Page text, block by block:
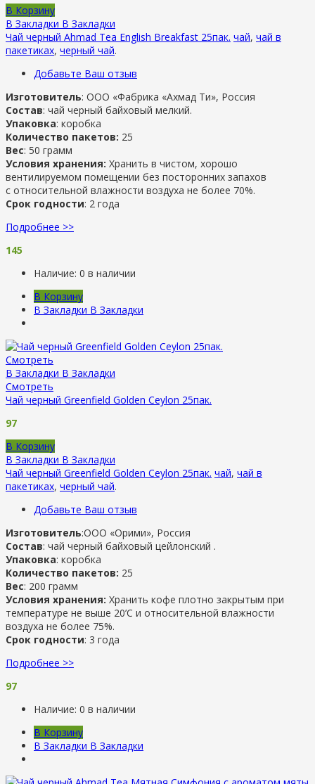
В Корзину
В Закладки В Закладки
Чай черный Ahmad Tea English Breakfast 25пак. чай, чай в
пакетиках, черный чай.
Добавьте Ваш отзыв
Изготовитель: ООО «Фабрика «Ахмад Ти», Россия
Состав: чай черный байховый мелкий.
Упаковка: коробка
Количество пакетов: 25
Вес: 50 грамм
Условия хранения: Хранить в чистом, хорошо
вентилируемом помещении без посторонних запахов
с относительной влажности воздуха не более 70%.
Срок годности: 2 года
Подробнее >>
145
Наличие: 0 в наличии
В Корзину
В Закладки В Закладки
Смотреть
В Закладки В Закладки
Смотреть
Чай черный Greenfield Golden Ceylon 25пак.
97
В Корзину
В Закладки В Закладки
Чай черный Greenfield Golden Ceylon 25пак. чай, чай в
пакетиках, черный чай.
Добавьте Ваш отзыв
Изготовитель:ООО «Орими», Россия
Состав: чай черный байховый цейлонский .
Упаковка: коробка
Количество пакетов: 25
Вес: 200 грамм
Условия хранения: Хранить кофе плотно закрытым при
температуре не выше 20’C и относительной влажности
воздуха не более 75%.
Срок годности: 3 года
Подробнее >>
97
Наличие: 0 в наличии
В Корзину
В Закладки В Закладки